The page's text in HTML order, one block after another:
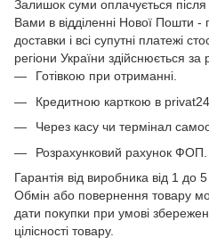
Залишок суми оплачується
Вами в відділенні Нової Пошти -
доставки і всі супутні платежі
регіони України здійснюється за
Готівкою при отриманні.
Кредитною карткою в
Через касу чи термінал
Розрахунковий рахунок ФОП.
Гарантія від виробника від 1 до 5
Обмін або повернення товару
дати покупки при умові
цілісності товару.